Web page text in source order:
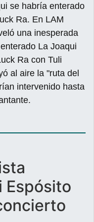
se habría enterado
Ra. En LAM
una inesperada
La Joaqui
Ra con Tuli
al aire la "ruta del
intervenido hasta
Espósito